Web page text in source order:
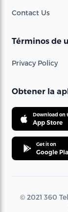
Contact Us
Términos de
Privacy Policy
Obtener la
Download on
App Store
Get it on
Google
© 2021 360